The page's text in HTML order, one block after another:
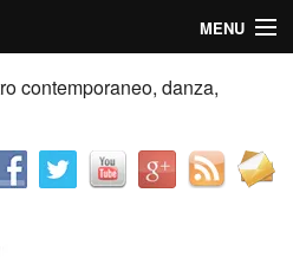
MENU
contemporaneo, danza,